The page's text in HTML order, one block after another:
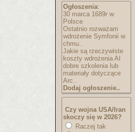
Ogłoszenia:
30 marca 1689r w
Polsce
Ostatnio rozważam
wdrożenie Symfonii w
chmu..
Jakie są rzeczywiste
koszty wdrożenia AI
dobre szkolenia lub
materiały dotyczące
Arc..
Dodaj ogłoszenie..
Czy wojna USA/Iran
skoczy się w 2026?
Raczej tak